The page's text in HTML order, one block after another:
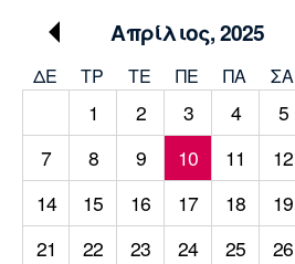
Cine Spot
Running
Media
Ιωνικός Κηφισιά
Μπαρτσελόνα
Ρεάλ
Απρίλιος, 2025
ΔΕ ΤΡ TΕ ΠΕ ΠΑ ΣΑ
1 2 3 4 5
7
8 9 10 11 12
14
15 16 17 18 19
21
22 23 24 25 26